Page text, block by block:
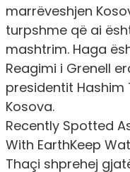
marrëveshjen
turpshme që ai
mashtrim. Haga
Reagimi i Grenell
presidentit Hashim
Kosova.
Recently Spotted
With EarthKeep
Thaçi shprehej